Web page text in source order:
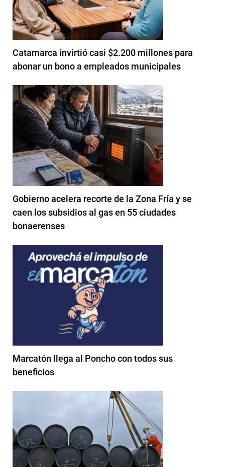
Catamarca invirtió casi $2.200 millones para
abonar un bono a empleados municipales
Gobierno acelera recorte de la Zona Fría y se
caen los subsidios al gas en 55 ciudades
bonaerenses
Marcatón llega al Poncho con todos sus
beneficios